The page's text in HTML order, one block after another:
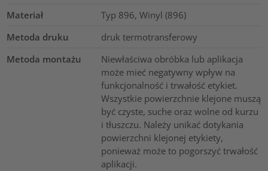
Materiał
Typ 896, Winyl (896)
Metoda druku
druk termotransferowy
Metoda montażu
Niewłaściwa obróbka lub aplikacja
może mieć negatywny wpływ na
funkcjonalność i trwałość etykiet.
Wszystkie powierzchnie klejone muszą
być czyste, suche oraz wolne od kurzu
i tłuszczu. Należy unikać dotykania
powierzchni klejonej etykiety,
ponieważ może to pogorszyć trwałość
aplikacji.